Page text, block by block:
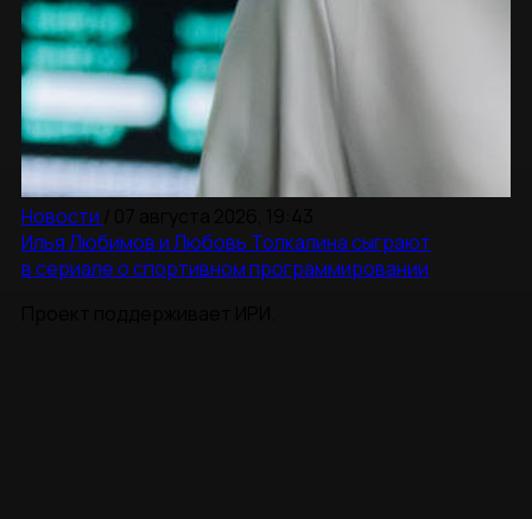
Новости
Илья Любимов и Любовь Толкалина сыграют
в сериале о спортивном программировании